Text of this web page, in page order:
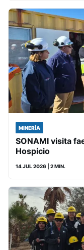
MINERÍA
SONAMI visita
Hospicio
14 JUL 2026 | 2 MIN.